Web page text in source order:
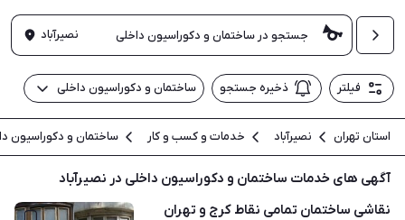
نصیرآباد
فیلتر ذخیره جستجو ساختمان و دکوراسیون داخلی
استان تهران نصیرآباد خدمات و کسب و کار ساختمان و دکوراسیون
آگهی های خدمات ساختمان و دکوراسیون داخلی در نصیرآباد
نقاشی ساختمان تمامی نقاط کرج و تهران